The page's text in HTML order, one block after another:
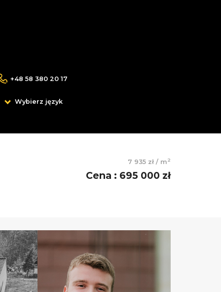
+48 58 380 20 17
Wybierz język
7 935 zł / m2
Cena : 695 000 zł